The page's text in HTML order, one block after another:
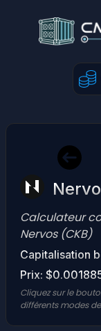
Calculateur
Nervos (CKB)
Capitalisation
Prix:
Cliquez sur le
différents modes